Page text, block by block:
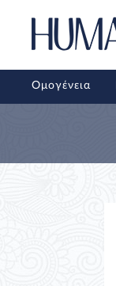
Ομογένεια